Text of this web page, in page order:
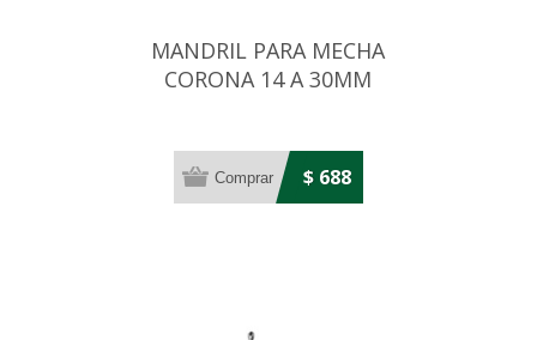
MANDRIL PARA MECHA
CORONA 14 A 30MM
$ 688